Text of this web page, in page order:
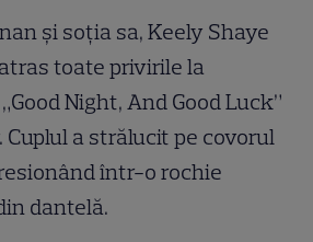
și soția sa, Keely Shaye
toate privirile la
Night, And Good Luck”
Cuplul a strălucit pe covorul
într-o rochie
dantelă.